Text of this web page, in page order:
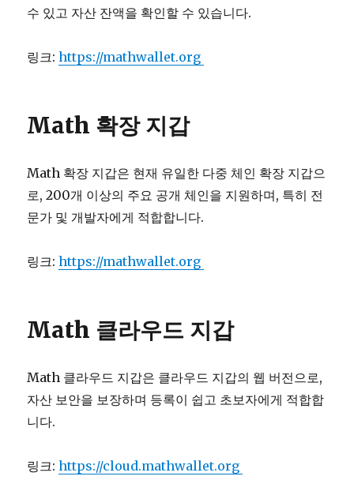
수 있고 자산 잔액을 확인할 수 있습니다.
링크:https://mathwallet.org
Math 확장 지갑
Math 확장 지갑은 현재 유일한 다중 체인 확장 지갑으
로, 200개 이상의 주요 공개 체인을 지원하며, 특히 전
문가 및 개발자에게 적합합니다.
링크:https://mathwallet.org
Math 클라우드 지갑
Math 클라우드 지갑은 클라우드 지갑의 웹 버전으로,
자산 보안을 보장하며 등록이 쉽고 초보자에게 적합합
니다.
링크:https://cloud.mathwallet.org